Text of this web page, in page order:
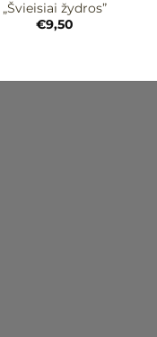
„Švieisiai žydros”
€9,50